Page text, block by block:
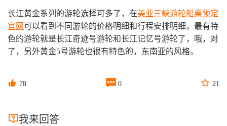
长江黄金系列的游轮选择可多了，在美亚三峡游轮船票预定
官网 可以看到不同游轮的价格明细和行程安排明细，最有特
色的游轮就是长江奇迹号游轮和长江记忆号游轮了，哦，对
了，另外黄金5号游轮也很有特色的，东南亚的风格。
 78  0  21
我来回答